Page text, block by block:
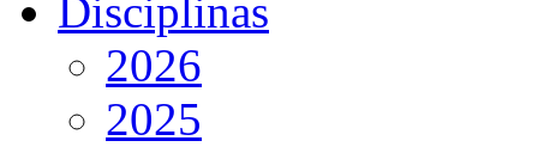
Disciplinas
2026
2025